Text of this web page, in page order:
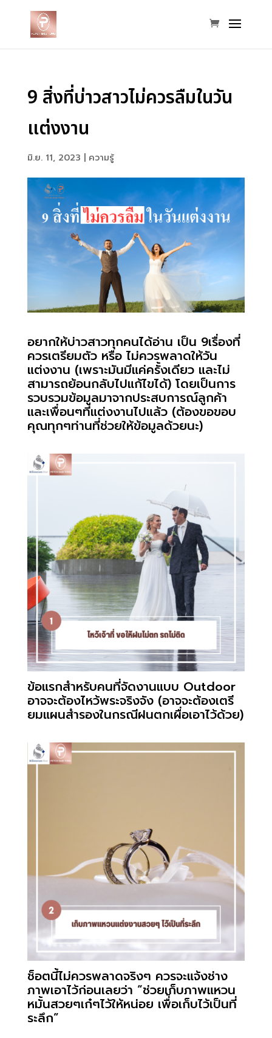
9 สิ่งที่บ่าวสาวไม่ควรลืมในวัน
แต่งงาน
มิ.ย. 11, 2023 ความรู้
อยากให้บ่าวสาวทุกคนได้อ่าน เป็น 9เรื่องที่
ควรเตรียมตัว หรือ ไม่ควรพลาดให้วัน
แต่งงาน (เพราะมันมีแค่ครั้งเดียว และไม่
สามารถย้อนกลับไปแก้ไขได้) โดยเป็นการ
รวบรวมข้อมูลมาจากประสบการณ์ลูกค้า
และเพื่อนๆที่แต่งงานไปแล้ว (ต้องขอขอบ
คุณทุกๆท่านที่ช่วยให้ข้อมูลด้วยนะ)
ข้อแรกสำหรับคนที่จัดงานแบบ Outdoor
อาจจะต้องไหว้พระจริงจัง (อาจจะต้องเตรี
ยมแผนสำรองในกรณีฝนตกเผื่อเอาไว้ด้วย)
ช็อตนี้ไม่ควรพลาดจริงๆ ควรจะแจ้งช่าง
ภาพเอาไว้ก่อนเลยว่า “ช่วยเก็บภาพแหวน
หมั้นสวยๆเก๋ๆไว้ให้หน่อย เพื่้อเก็บไว้เป็นที่
ระลึก”